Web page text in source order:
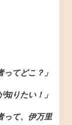
ってどこ？」
知りたい！」
って、伊万里